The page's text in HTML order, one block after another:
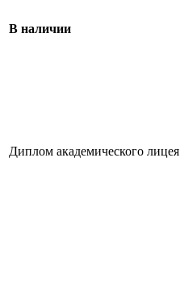
В наличии
Диплом академического лицея